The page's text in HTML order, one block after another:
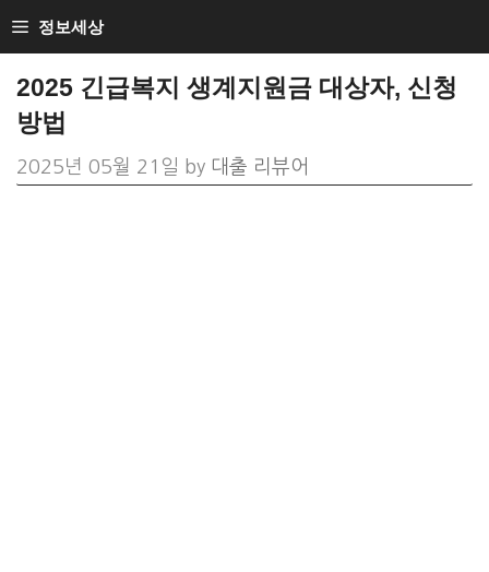
Skip
to
content
정보세상
2025 긴급복지 생계지원금 대상자, 신청
방법
2025년 05월 21일 by 대출 리뷰어